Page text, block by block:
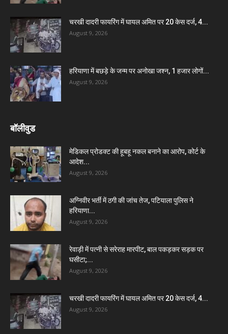
चरखी दादरी फायरिंग में घायल अमित पर 20 केस दर्ज, 4...
August 9, 2026
हरियाणा में बछड़े के जन्म पर अनोखा जश्न, 1 हजार लोगों...
August 9, 2026
बॉलीवुड
मेडिकल प्रोडक्ट की हूबहू नकल बनाने का आरोप, कोर्ट के
आदेश...
August 9, 2026
अग्निवीर भर्ती में ठगी की जांच तेज, पटियाला पुलिस ने
हरियाणा...
August 9, 2026
रेवाड़ी में पत्नी से सरेराह मारपीट, बाल पकड़कर सड़क पर
घसीटा;...
August 9, 2026
चरखी दादरी फायरिंग में घायल अमित पर 20 केस दर्ज, 4...
August 9, 2026